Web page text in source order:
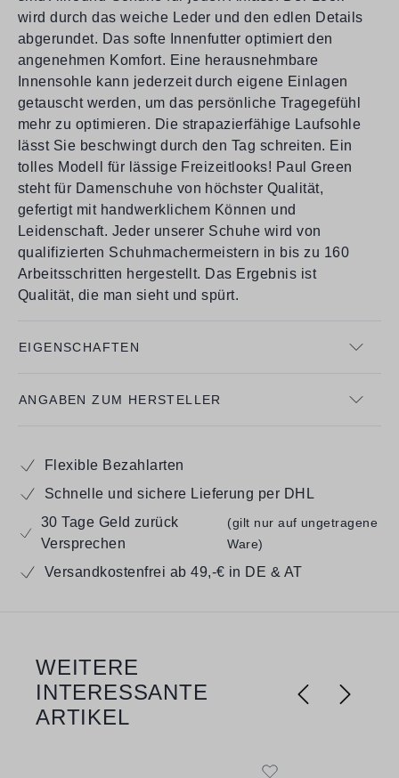
wird durch das weiche Leder und den edlen Details
abgerundet. Das softe Innenfutter optimiert den
angenehmen Komfort. Eine herausnehmbare
Innensohle kann jederzeit durch eigene Einlagen
getauscht werden, um das persönliche Tragegefühl
mehr zu optimieren. Die strapazierfähige Laufsohle
lässt Sie beschwingt durch den Tag schreiten. Ein
tolles Modell für lässige Freizeitlooks! Paul Green
steht für Damenschuhe von höchster Qualität,
gefertigt mit handwerklichem Können und
Leidenschaft. Jeder unserer Schuhe wird von
qualifizierten Schuhmachermeistern in bis zu 160
Arbeitsschritten hergestellt. Das Ergebnis ist
Qualität, die man sieht und spürt.
EIGENSCHAFTEN
ANGABEN ZUM HERSTELLER
Flexible Bezahlarten
Schnelle und sichere Lieferung per DHL
30 Tage Geld zurück
Versprechen
(gilt nur auf ungetragene
Ware)
Versandkostenfrei ab 49,-€ in DE & AT
Produktgalerie überspringen
WEITERE
INTERESSANTE
ARTIKEL